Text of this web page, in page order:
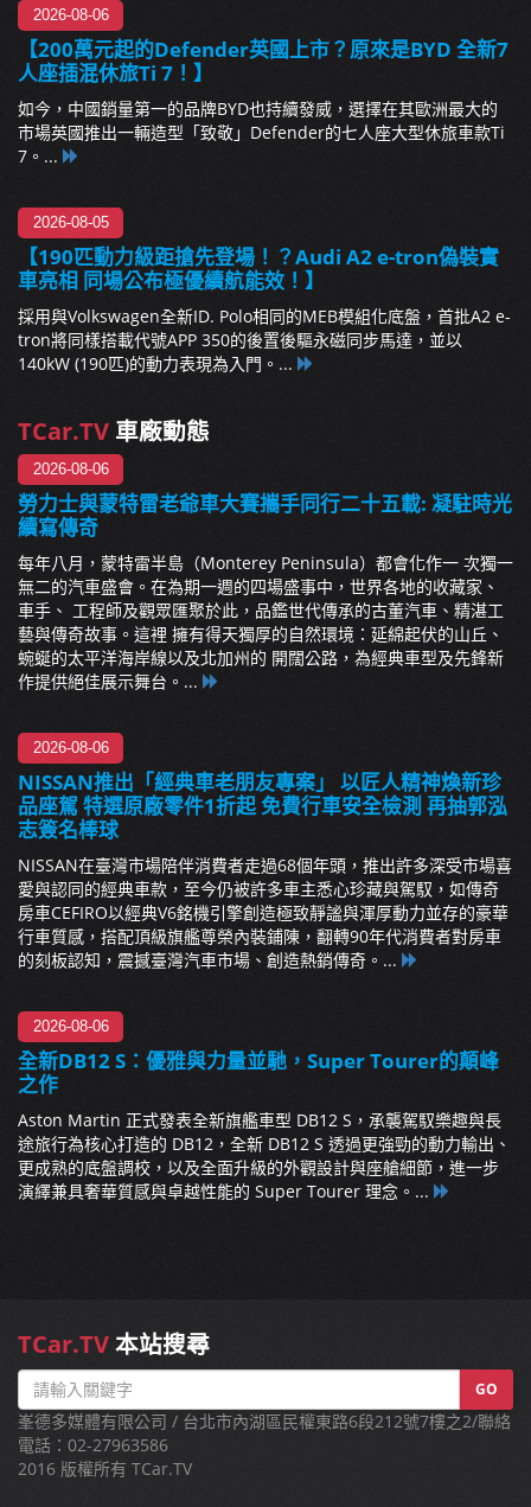
2026-08-06
【200萬元起的Defender英國上市？原來是BYD 全新7
人座插混休旅Ti 7！】
如今，中國銷量第一的品牌BYD也持續發威，選擇在其歐洲最大的
市場英國推出一輛造型「致敬」Defender的七人座大型休旅車款Ti
7。...
2026-08-05
【190匹動力級距搶先登場！？Audi A2 e-tron偽裝實
車亮相 同場公布極優續航能效！】
採用與Volkswagen全新ID. Polo相同的MEB模組化底盤，首批A2 e-
tron將同樣搭載代號APP 350的後置後驅永磁同步馬達，並以
140kW (190匹)的動力表現為入門。...
TCar.TV 車廠動態
2026-08-06
勞力士與蒙特雷老爺車大賽攜手同行二十五載: 凝駐時光
續寫傳奇
每年八月，蒙特雷半島（Monterey Peninsula）都會化作一 次獨一
無二的汽車盛會。在為期一週的四場盛事中，世界各地的收藏家、
車手、 工程師及觀眾匯聚於此，品鑑世代傳承的古董汽車、精湛工
藝與傳奇故事。這裡 擁有得天獨厚的自然環境：延綿起伏的山丘、
蜿蜒的太平洋海岸線以及北加州的 開闊公路，為經典車型及先鋒新
作提供絕佳展示舞台。...
2026-08-06
NISSAN推出「經典車老朋友專案」 以匠人精神煥新珍
品座駕 特選原廠零件1折起 免費行車安全檢測 再抽郭泓
志簽名棒球
NISSAN在臺灣市場陪伴消費者走過68個年頭，推出許多深受市場喜
愛與認同的經典車款，至今仍被許多車主悉心珍藏與駕馭，如傳奇
房車CEFIRO以經典V6銘機引擎創造極致靜謐與渾厚動力並存的豪華
行車質感，搭配頂級旗艦尊榮內裝鋪陳，翻轉90年代消費者對房車
的刻板認知，震撼臺灣汽車市場、創造熱銷傳奇。...
2026-08-06
全新DB12 S：優雅與力量並馳，Super Tourer的顛峰
之作
Aston Martin 正式發表全新旗艦車型 DB12 S，承襲駕馭樂趣與長
途旅行為核心打造的 DB12，全新 DB12 S 透過更強勁的動力輸出、
更成熟的底盤調校，以及全面升級的外觀設計與座艙細節，進一步
演繹兼具奢華質感與卓越性能的 Super Tourer 理念。...
TCar.TV本站搜尋
GO
峯德多媒體有限公司 / 台北市內湖區民權東路6段212號7樓之2/聯絡
電話：02-27963586
2016 版權所有 TCar.TV